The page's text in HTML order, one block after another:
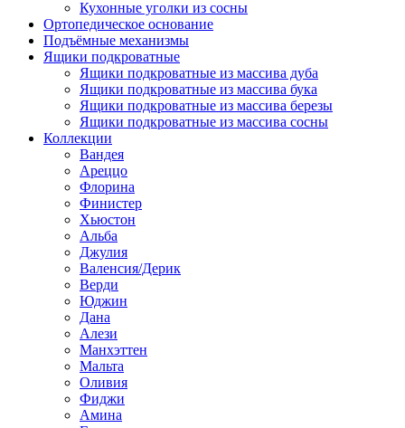
Кухонные уголки из сосны
Ортопедическое основание
Подъёмные механизмы
Ящики подкроватные
Ящики подкроватные из массива дуба
Ящики подкроватные из массива бука
Ящики подкроватные из массива березы
Ящики подкроватные из массива сосны
Коллекции
Вандея
Ареццо
Флорина
Финистер
Хьюстон
Альба
Джулия
Валенсия/Дерик
Верди
Юджин
Дана
Алези
Манхэттен
Мальта
Оливия
Фиджи
Амина